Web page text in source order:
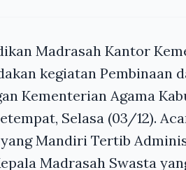
Madrasah Kantor
kegiatan Pembinaan
Kementerian Agama
Selasa (03/12).
Mandiri Tertib
Madrasah Swasta